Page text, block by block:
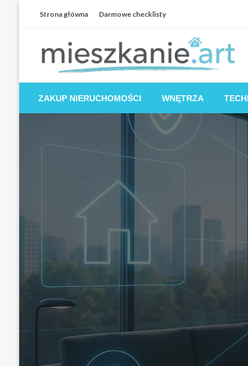
Strona główna Darmowe checklisty
Dom i mieszkanie
ZAKUP NIERUCHOMOŚCI WNĘTRZA